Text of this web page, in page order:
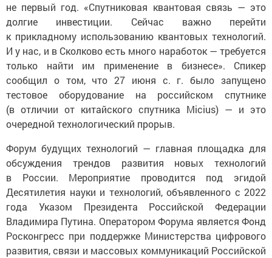
не первый год. «Спутниковая квантовая связь — это
долгие инвестиции. Сейчас важно перейти
к прикладному использованию квантовых технологий.
И у нас, и в Сколково есть много наработок — требуется
только найти им применение в бизнесе». Спикер
сообщил о том, что 27 июня с. г. было запущено
тестовое оборудование на российском спутнике
(в отличии от китайского спутника Micius) — и это
очередной технологический прорыв.
Форум будущих технологий — главная площадка для
обсуждения трендов развития новых технологий
в России. Мероприятие проводится под эгидой
Десятилетия науки и технологий, объявленного с 2022
года Указом Президента Российской Федерации
Владимира Путина. Оператором Форума является Фонд
Росконгресс при поддержке Министерства цифрового
развития, связи и массовых коммуникаций Российской